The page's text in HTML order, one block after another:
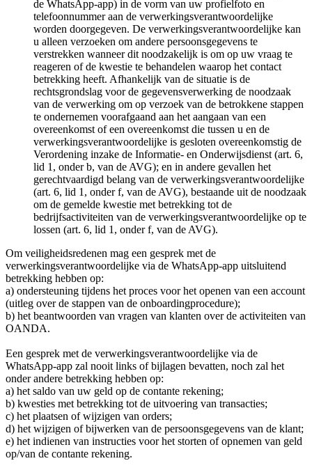
de WhatsApp-app) in de vorm van uw profielfoto en
telefoonnummer aan de verwerkingsverantwoordelijke
worden doorgegeven. De verwerkingsverantwoordelijke kan
u alleen verzoeken om andere persoonsgegevens te
verstrekken wanneer dit noodzakelijk is om op uw vraag te
reageren of de kwestie te behandelen waarop het contact
betrekking heeft. Afhankelijk van de situatie is de
rechtsgrondslag voor de gegevensverwerking de noodzaak
van de verwerking om op verzoek van de betrokkene stappen
te ondernemen voorafgaand aan het aangaan van een
overeenkomst of een overeenkomst die tussen u en de
verwerkingsverantwoordelijke is gesloten overeenkomstig de
Verordening inzake de Informatie- en Onderwijsdienst (art. 6,
lid 1, onder b, van de AVG); en in andere gevallen het
gerechtvaardigd belang van de verwerkingsverantwoordelijke
(art. 6, lid 1, onder f, van de AVG), bestaande uit de noodzaak
om de gemelde kwestie met betrekking tot de
bedrijfsactiviteiten van de verwerkingsverantwoordelijke op te
lossen (art. 6, lid 1, onder f, van de AVG).
Om veiligheidsredenen mag een gesprek met de
verwerkingsverantwoordelijke via de WhatsApp-app uitsluitend
betrekking hebben op:
a) ondersteuning tijdens het proces voor het openen van een account
(uitleg over de stappen van de onboardingprocedure);
b) het beantwoorden van vragen van klanten over de activiteiten van
OANDA.
Een gesprek met de verwerkingsverantwoordelijke via de
WhatsApp-app zal nooit links of bijlagen bevatten, noch zal het
onder andere betrekking hebben op:
a) het saldo van uw geld op de contante rekening;
b) kwesties met betrekking tot de uitvoering van transacties;
c) het plaatsen of wijzigen van orders;
d) het wijzigen of bijwerken van de persoonsgegevens van de klant;
e) het indienen van instructies voor het storten of opnemen van geld
op/van de contante rekening.